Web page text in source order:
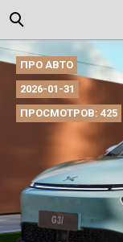
ПРО АВТО
2026-01-31
ПРОСМОТРОВ: 425